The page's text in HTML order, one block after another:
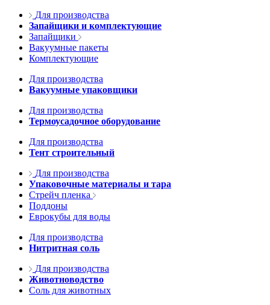
Для производства
Запайщики и комплектующие
Запайщики
Вакуумные пакеты
Комплектующие
Для производства
Вакуумные упаковщики
Для производства
Термоусадочное оборудование
Для производства
Тент строительный
Для производства
Упаковочные материалы и тара
Стрейч пленка
Поддоны
Еврокубы для воды
Для производства
Нитритная соль
Для производства
Животноводство
Соль для животных